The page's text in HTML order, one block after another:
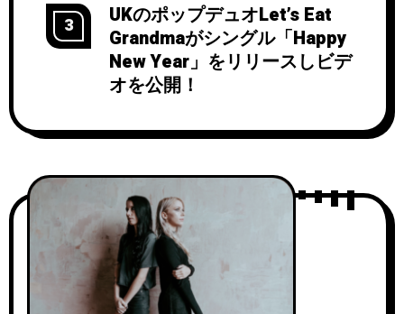
3
UKのポップデュオLet’s Eat
Grandmaがシングル「Happy
New Year」をリリースしビデ
オを公開！